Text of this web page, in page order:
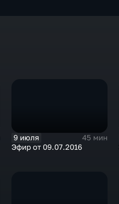
9 июля
45 мин
Эфир от 09.07.2016